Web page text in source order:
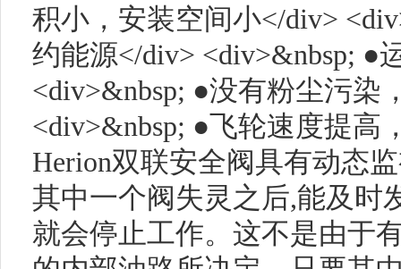
积小，安装空间小</div>
约能源</div> <div>&nbsp; ●
<div>&nbsp; ●没有粉尘污染
<div>&nbsp; ●飞轮速度提高
Herion双联安全阀具有动态
其中一个阀失灵之后,能及时
就会停止工作。这不是由于